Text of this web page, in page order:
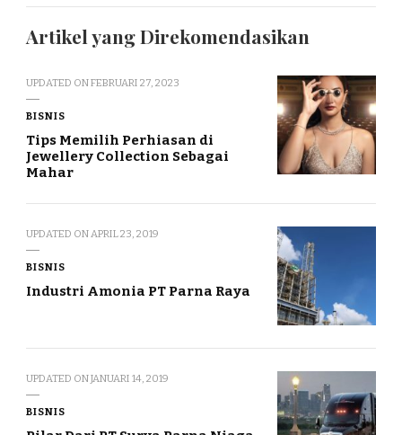
Artikel yang Direkomendasikan
UPDATED ONFEBRUARI 27, 2023
BISNIS
Tips Memilih Perhiasan di
Jewellery Collection Sebagai
Mahar
UPDATED ONAPRIL 23, 2019
BISNIS
Industri Amonia PT Parna Raya
UPDATED ONJANUARI 14, 2019
BISNIS